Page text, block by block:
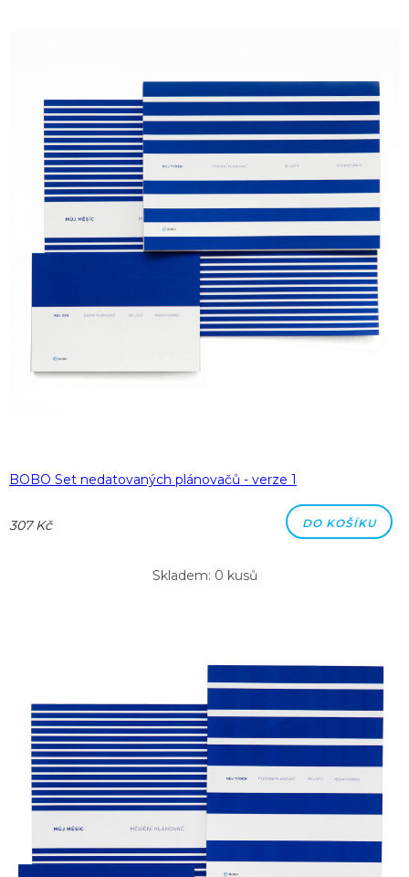
BOBO Set nedatovaných plánovačů - verze 1
307 Kč DO KOŠÍKU
Skladem: 0 kusů